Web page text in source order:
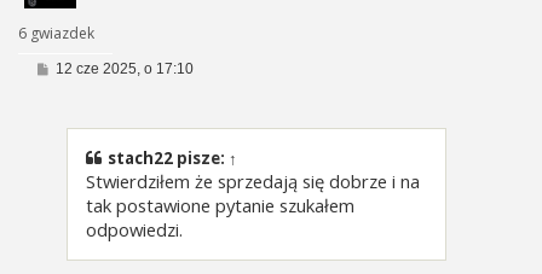
6 gwiazdek
P12 cze 2025, o 17:10
stach22 pisze: ↑
Stwierdziłem że sprzedają się dobrze i na
tak postawione pytanie szukałem
odpowiedzi.